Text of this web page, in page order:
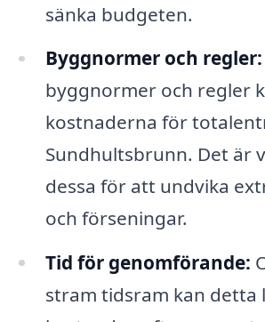
sänka budgeten.
Byggnormer och regler:
byggnormer och regler
kostnaderna för
Sundhultsbrunn. Det är
dessa för att undvika
och förseningar.
Tid för genomförande:
stram tidsram kan detta